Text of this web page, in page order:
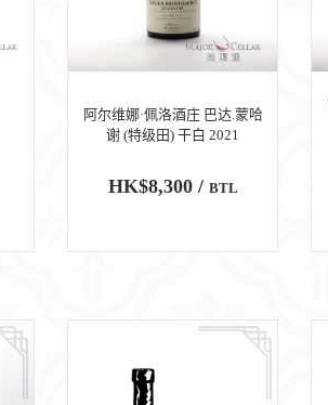
阿尔维娜·佩洛酒庄 巴达.蒙哈
谢 (特级田) 干白 2021
HK$8,300 / BTL